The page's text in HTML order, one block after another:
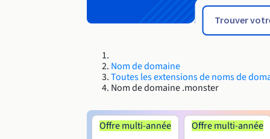
Nom de domaine
Toutes les extensions de noms de
Nom de domaine .monster
Offre multi-année
Offre multi-année